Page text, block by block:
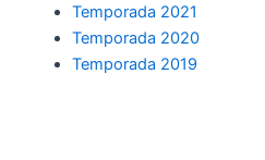
Temporada 2021
Temporada 2020
Temporada 2019